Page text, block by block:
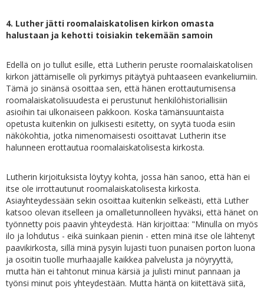
4. Luther jätti roomalaiskatolisen kirkon omasta
halustaan ja kehotti toisiakin tekemään samoin
Edellä on jo tullut esille, että Lutherin peruste roomalaiskatolisen
kirkon jättämiselle oli pyrkimys pitäytyä puhtaaseen evankeliumiin.
Tämä jo sinänsä osoittaa sen, että hänen erottautumisensa
roomalaiskatolisuudesta ei perustunut henkilöhistoriallisiin
asioihin tai ulkonaiseen pakkoon. Koska tämänsuuntaista
opetusta kuitenkin on julkisesti esitetty, on syytä tuoda esiin
näkökohtia, jotka nimenomaisesti osoittavat Lutherin itse
halunneen erottautua roomalaiskatolisesta kirkosta.
Lutherin kirjoituksista löytyy kohta, jossa hän sanoo, että hän ei
itse ole irrottautunut roomalaiskatolisesta kirkosta.
Asiayhteydessään sekin osoittaa kuitenkin selkeästi, että Luther
katsoo olevan itselleen ja omalletunnolleen hyväksi, että hänet on
työnnetty pois paavin yhteydestä. Hän kirjoittaa: "Minulla on myös
ilo ja lohdutus - eikä suinkaan pienin - etten minä itse ole lähtenyt
paavikirkosta, sillä minä pysyin lujasti tuon punaisen porton luona
ja osoitin tuolle murhaajalle kaikkea palvelusta ja nöyryyttä,
mutta hän ei tahtonut minua kärsiä ja julisti minut pannaan ja
työnsi minut pois yhteydestään. Mutta häntä on kiitettävä siitä,